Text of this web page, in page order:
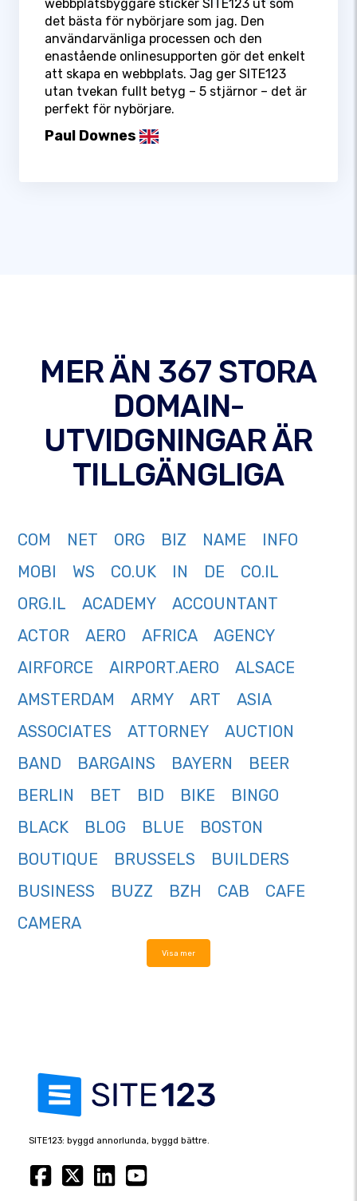
webbplatsbyggare sticker SITE123 ut som
det bästa för nybörjare som jag. Den
användarvänliga processen och den
enastående onlinesupporten gör det enkelt
att skapa en webbplats. Jag ger SITE123
utan tvekan fullt betyg – 5 stjärnor – det är
perfekt för nybörjare.
Paul Downes
MER ÄN 367 STORA
DOMAIN-
UTVIDGNINGAR ÄR
TILLGÄNGLIGA
COM NET ORG BIZ NAME
INFO
MOBI
WS CO.UK IN DE
CO.IL
ORG.IL
ACADEMY
ACCOUNTANT
ACTOR
AERO AFRICA
AGENCY
AIRFORCE
AIRPORT.AERO
ALSACE
AMSTERDAM
ARMY ART
ASIA
ASSOCIATES
ATTORNEY
AUCTION
BAND
BARGAINS BAYERN
BEER
BERLIN
BET BID BIKE
BINGO
BLACK
BLOG BLUE
BOSTON
BOUTIQUE
BRUSSELS
BUILDERS
BUSINESS
BUZZ BZH CAB
CAFE
CAMERA
Visa mer
SITE123: byggd annorlunda, byggd bättre.